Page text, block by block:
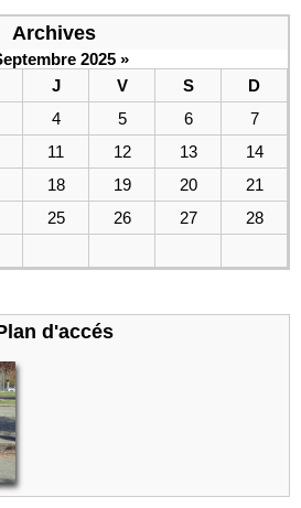
Archives
2025 »
J V S
D
4 5 6
7
11 12 13
14
18 19 20
21
25 26 27
28
d'accés